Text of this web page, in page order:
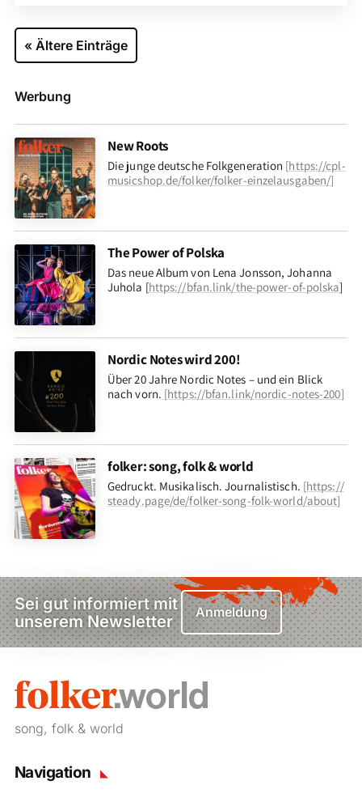
« Ältere Einträge
Werbung
New Roots
Die junge deutsche Folkgeneration [https://cpl-
musicshop.de/folker/folker-einzelausgaben/]
The Power of Polska
Das neue Album von Lena Jonsson, Johanna
Juhola [https://bfan.link/the-power-of-polska]
Nordic Notes wird 200!
Über 20 Jahre Nordic Notes – und ein Blick
nach vorn. [https://bfan.link/nordic-notes-200]
folker: song, folk & world
Gedruckt. Musikalisch. Journalistisch. [https://
steady.page/de/folker-song-folk-world/about]
Sei gut informiert mit
unserem Newsletter
Anmeldung
song, folk & world
Navigation